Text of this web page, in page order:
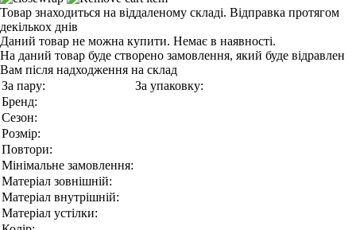
Товар знаходиться на віддаленому складі. Відправка протягом
декількох днів
Даний товар не можна купити. Немає в наявності.
На даний товар буде створено замовлення, який буде відравлен
Вам після надходження на склад
За пару:
За упаковку:
Бренд:
Сезон:
Розмір:
Повтори:
Мінімальне замовлення:
Матеріал зовнішній:
Матеріал внутрішній:
Матеріал устілки: